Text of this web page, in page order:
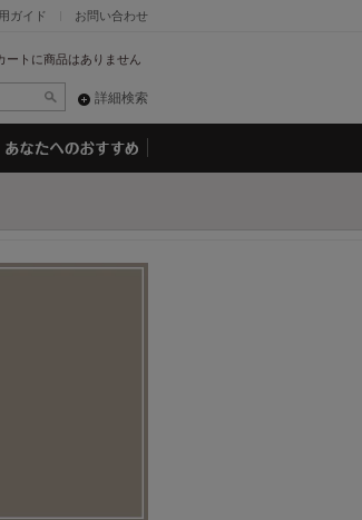
お問い合わせ
ガイド
ートに商品はありません
詳細検索